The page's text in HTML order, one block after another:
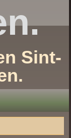
Sint-